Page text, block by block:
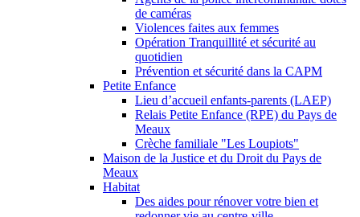
de caméras
Violences faites aux femmes
Opération Tranquillité et sécurité au
quotidien
Prévention et sécurité dans la CAPM
Petite Enfance
Lieu d’accueil enfants-parents (LAEP)
Relais Petite Enfance (RPE) du Pays de
Meaux
Crèche familiale "Les Loupiots"
Maison de la Justice et du Droit du Pays de
Meaux
Habitat
Des aides pour rénover votre bien et